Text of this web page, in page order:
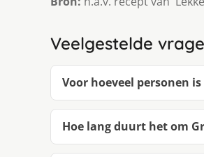
Veelgestelde
Voor hoeveel personen
Hoe lang duurt het om